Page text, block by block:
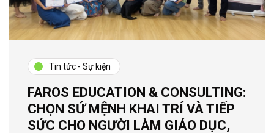
Tin tức - Sự kiện
FAROS EDUCATION & CONSULTING:
CHỌN SỨ MỆNH KHAI TRÍ VÀ TIẾP
SỨC CHO NGƯỜI LÀM GIÁO DỤC,